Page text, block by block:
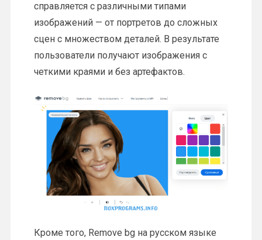
справляется с различными типами
изображений — от портретов до сложных
сцен с множеством деталей. В результате
пользователи получают изображения с
четкими краями и без артефактов.
Кроме того, Remove bg на русском языке